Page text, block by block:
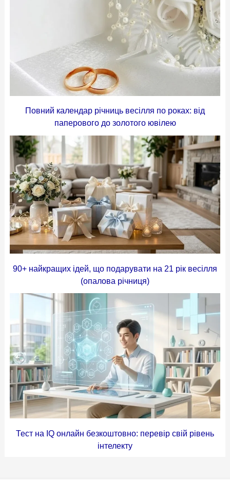
Повний календар річниць весілля по роках: від
паперового до золотого ювілею
90+ найкращих ідей, що подарувати на 21 рік весілля
(опалова річниця)
Тест на IQ онлайн безкоштовно: перевір свій рівень
інтелекту